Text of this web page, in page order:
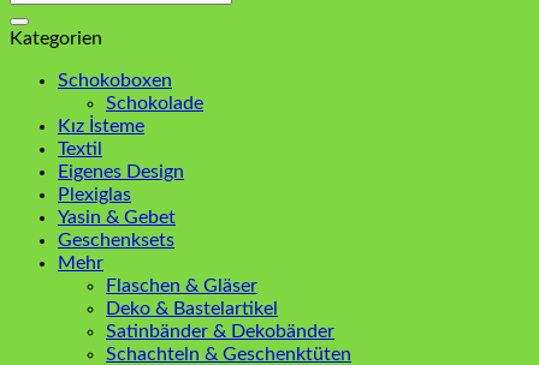
nach:
Kategorien
Schokoboxen
Schokolade
Kız İsteme
Textil
Eigenes Design
Plexiglas
Yasin & Gebet
Geschenksets
Mehr
Flaschen & Gläser
Deko & Bastelartikel
Satinbänder & Dekobänder
Schachteln & Geschenktüten